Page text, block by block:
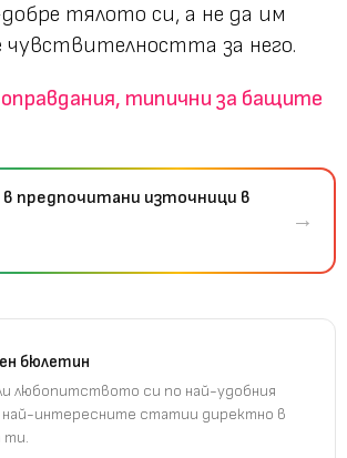
тялото си, а не да им
за него.
типични за бащите
в предпочитани източници в
→
бюлетин
любопитството си по най-удобния
най-интересните статии директно в
ти.